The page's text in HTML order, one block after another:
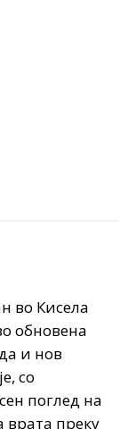
во Кисела
обновена
и нов
со
поглед на
врата преку